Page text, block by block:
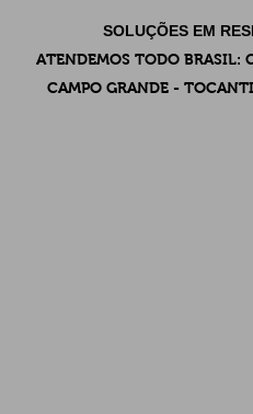
SOLUÇÕES EM
ATENDEMOS TODO BRASIL:
CAMPO GRANDE -